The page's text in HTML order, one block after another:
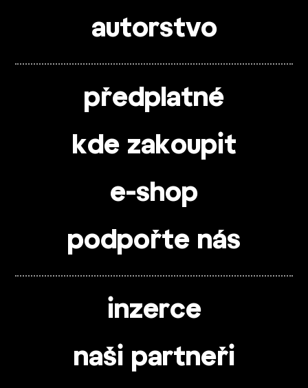
autorstvo
předplatné
kde zakoupit
e-shop
podpořte nás
inzerce
naši partneři